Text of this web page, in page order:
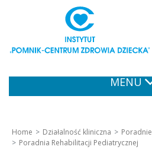
MENU
Home Działalność kliniczna
Poradnie
Poradnia Rehabilitacji Pediatrycznej